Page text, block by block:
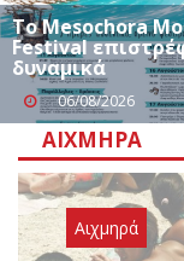
Το Mesochora
Festival
δυναμικά
06/08/2026
ΑΙΧΜΗΡΆ
Αιχμηρά